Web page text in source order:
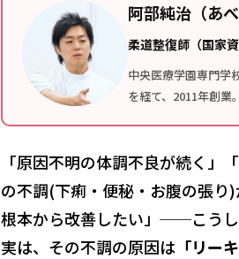
阿部純治（あべ
柔道整復師（国家
中央医療学園専門学
を経て、2011年創
「原因不明の体調不良が続く
の不調(下痢・便秘・お腹の張り
根本から改善したい」──こう
実は、その不調の原因は 「リー